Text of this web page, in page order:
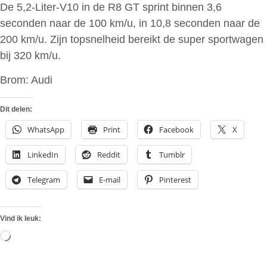
De 5,2-Liter-V10 in de R8 GT sprint binnen 3,6
seconden naar de 100 km/u, in 10,8 seconden naar de
200 km/u. Zijn topsnelheid bereikt de super sportwagen
bij 320 km/u.
Brom: Audi
Dit delen:
WhatsApp Print Facebook X
LinkedIn Reddit Tumblr
Telegram E-mail Pinterest
Vind ik leuk:
Aan